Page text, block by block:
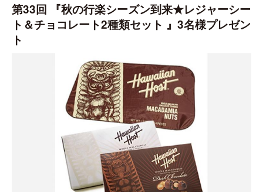
第33回 『秋の行楽シーズン到来★レジャーシー
ト＆チョコレート2種類セット 』3名様プレゼン
ト